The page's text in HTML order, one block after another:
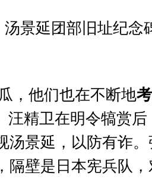
汤景延团部旧址纪念
，他们也在不断地
汪精卫在明令犒赏
汤景延，以防有诈
隔壁是日本宪兵队